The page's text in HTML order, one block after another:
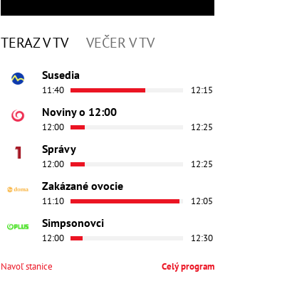
TERAZ V TV VEČER V TV
Susedia
11:40 12:15
Noviny o 12:00
12:00 12:25
Správy
12:00 12:25
Zakázané ovocie
11:10 12:05
Simpsonovci
12:00 12:30
Navoľ stanice Celý program